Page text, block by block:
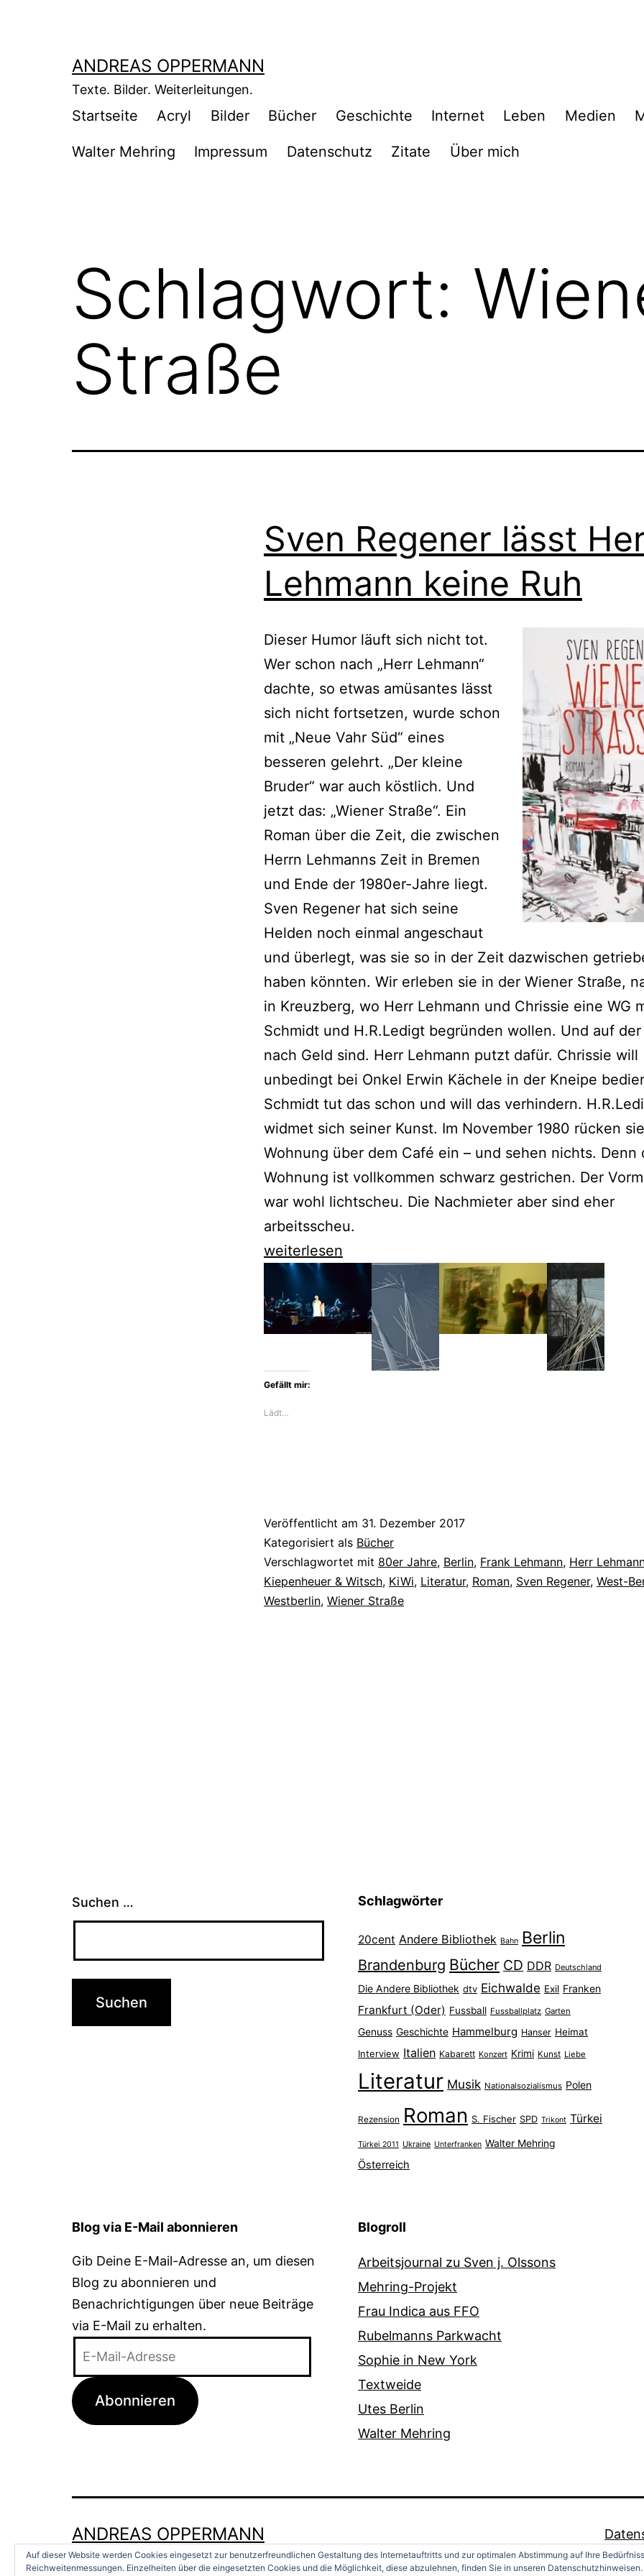
ANDREAS OPPERMANN
Texte. Bilder. Weiterleitungen.
Startseite Acryl Bilder Bücher Geschichte Internet Leben Medien
Walter Mehring Impressum Datenschutz Zitate Über mich
Schlagwort:
Straße
Sven Regener lässt
Lehmann keine Ruh
Dieser Humor läuft sich nicht tot.
Wer schon nach „Herr Lehmann“
dachte, so etwas amüsantes lässt
sich nicht fortsetzen, wurde schon
mit „Neue Vahr Süd“ eines
besseren gelehrt. „Der kleine
Bruder“ war auch köstlich. Und
jetzt das: „Wiener Straße“. Ein
Roman über die Zeit, die zwischen
Herrn Lehmanns Zeit in Bremen
und Ende der 1980er-Jahre liegt.
Sven Regener hat sich seine
Helden noch einmal angeschaut
und überlegt, was sie so in der Zeit dazwischen
haben könnten. Wir erleben sie in der Wiener Straße,
in Kreuzberg, wo Herr Lehmann und Chrissie eine WG
Schmidt und H.R.Ledigt begründen wollen. Und auf
nach Geld sind. Herr Lehmann putzt dafür. Chrissie will
unbedingt bei Onkel Erwin Kächele in der Kneipe
Schmidt tut das schon und will das verhindern.
widmet sich seiner Kunst. Im November 1980 rücken
Wohnung über dem Café ein – und sehen nichts. Denn
Wohnung ist vollkommen schwarz gestrichen. Der
war wohl lichtscheu. Die Nachmieter aber sind eher
arbeitsscheu.
Sven
Regener
lässt
Herrn
keine
weiterlesen
Gefällt mir:
Lädt…
Veröffentlicht am 31. Dezember 2017
Kategorisiert als Bücher
Verschlagwortet mit 80er Jahre, Berlin, Frank Lehmann, Herr
Kiepenheuer & Witsch, KiWi, Literatur, Roman, Sven Regener, West-
Westberlin, Wiener Straße
Suchen … Schlagwörter
20cent Andere Bibliothek Bahn Berlin
Brandenburg Bücher CD DDR Deutschland
Die Andere Bibliothek dtv Eichwalde Exil Franken
Frankfurt (Oder) Fussball Fussballplatz Garten
Genuss Geschichte Hammelburg Hanser Heimat
Interview Italien Kabarett Konzert Krimi Kunst Liebe
Literatur Musik Nationalsozialismus Polen
Rezension Roman S. Fischer SPD Trikont Türkei
Türkei 2011 Ukraine Unterfranken Walter Mehring
Österreich
Blog via E-Mail abonnieren
Gib Deine E-Mail-Adresse an, um diesen
Blog zu abonnieren und
Benachrichtigungen über neue Beiträge
via E-Mail zu erhalten.
Adresse
Abonnieren
Blogroll
Arbeitsjournal zu Sven j. Olssons
Mehring-Projekt
Frau Indica aus FFO
Rubelmanns Parkwacht
Sophie in New York
Textweide
Utes Berlin
Walter Mehring
ANDREAS OPPERMANN
Auf dieser Website werden Cookies eingesetzt zur benutzerfreundlichen Gestaltung des Internetauftritts und zur optimalen Abstimmung auf Ihre
Reichweitenmessungen. Einzelheiten über die eingesetzten Cookies und die Möglichkeit, diese abzulehnen, finden Sie in unseren